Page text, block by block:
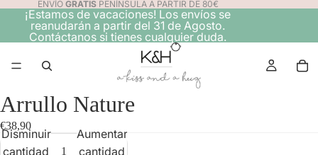
ENVÍO GRATISPENÍNSULA A PARTIR DE 80€
¡Estamos de vacaciones! Los envíos se
reanudarán a partir del 31 de Agosto.
Contáctanos si tienes cualquier duda.
Arrullo Nature
€38,90
Disminuir
cantidad
Aumentar
cantidad